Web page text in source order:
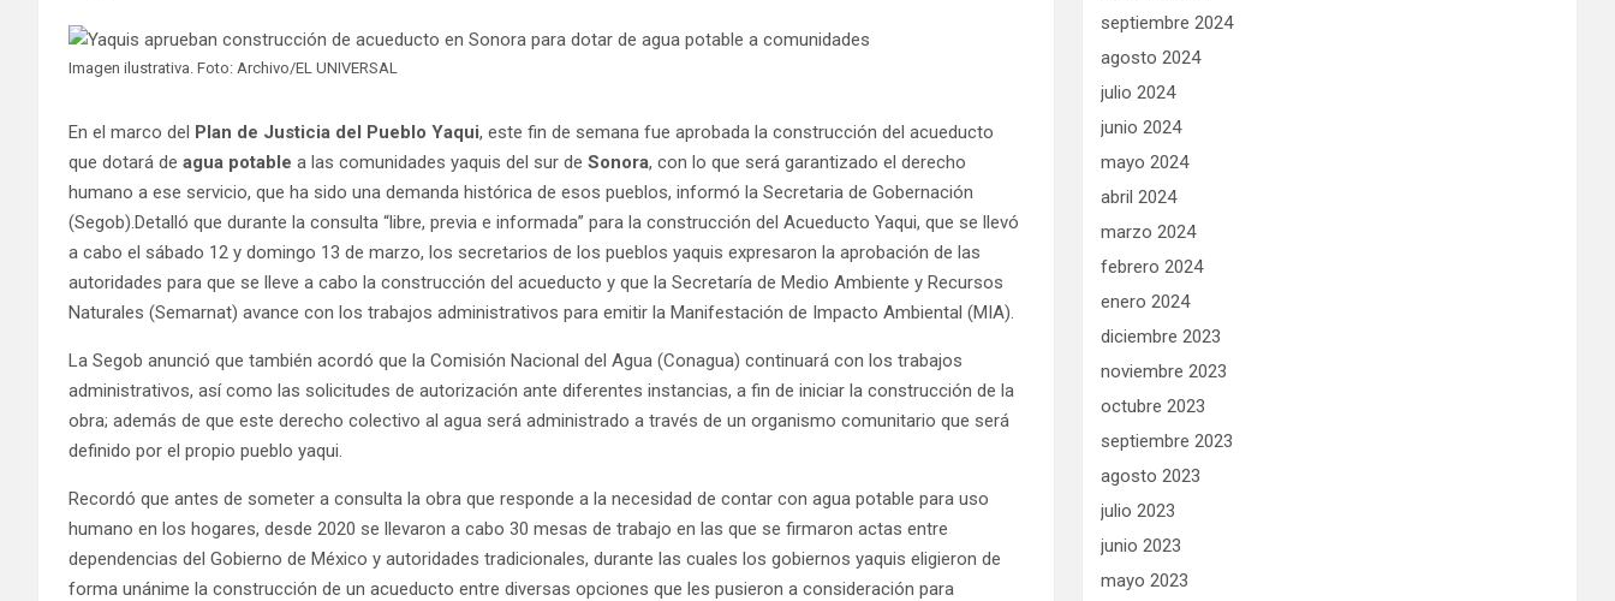
Imagen ilustrativa. Foto: Archivo/EL UNIVERSAL
En el marco del Plan de Justicia del Pueblo Yaqui, este fin de semana fue aprobada la construcción del acueducto
que dotará de agua potable a las comunidades yaquis del sur de Sonora, con lo que será garantizado el derecho
humano a ese servicio, que ha sido una demanda histórica de esos pueblos, informó la Secretaria de Gobernación
(Segob).Detalló que durante la consulta “libre, previa e informada” para la construcción del Acueducto Yaqui, que se llevó
a cabo el sábado 12 y domingo 13 de marzo, los secretarios de los pueblos yaquis expresaron la aprobación de las
autoridades para que se lleve a cabo la construcción del acueducto y que la Secretaría de Medio Ambiente y Recursos
Naturales (Semarnat) avance con los trabajos administrativos para emitir la Manifestación de Impacto Ambiental (MIA).
La Segob anunció que también acordó que la Comisión Nacional del Agua (Conagua) continuará con los trabajos
administrativos, así como las solicitudes de autorización ante diferentes instancias, a fin de iniciar la construcción de la
obra; además de que este derecho colectivo al agua será administrado a través de un organismo comunitario que será
definido por el propio pueblo yaqui.
Recordó que antes de someter a consulta la obra que responde a la necesidad de contar con agua potable para uso
humano en los hogares, desde 2020 se llevaron a cabo 30 mesas de trabajo en las que se firmaron actas entre
dependencias del Gobierno de México y autoridades tradicionales, durante las cuales los gobiernos yaquis eligieron de
forma unánime la construcción de un acueducto entre diversas opciones que les pusieron a consideración para
septiembre 2024
agosto 2024
julio 2024
junio 2024
mayo 2024
abril 2024
marzo 2024
febrero 2024
enero 2024
diciembre 2023
noviembre 2023
octubre 2023
septiembre 2023
agosto 2023
julio 2023
junio 2023
mayo 2023